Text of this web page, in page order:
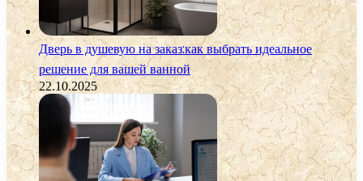
Дверь в душевую на заказ:как выбрать идеальное
решение для вашей ванной
22.10.2025